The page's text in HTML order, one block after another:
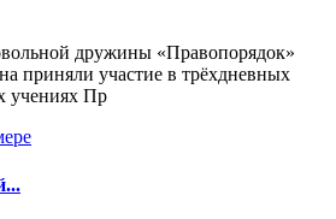
дружины «Правопорядок»
приняли участие в трёхдневных
учениях Пр